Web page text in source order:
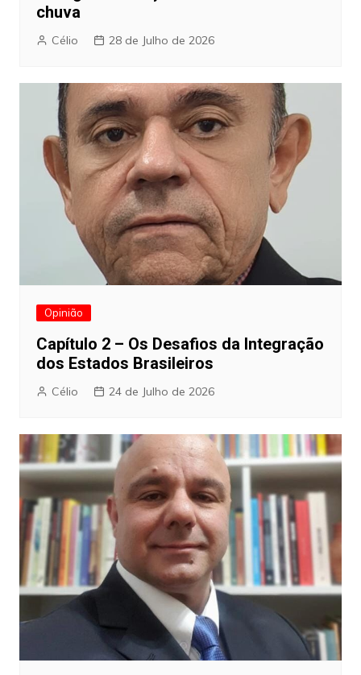
chuva
Célio 28 de Julho de 2026
Opinião
Capítulo 2 – Os Desafios da Integração
dos Estados Brasileiros
Célio 24 de Julho de 2026